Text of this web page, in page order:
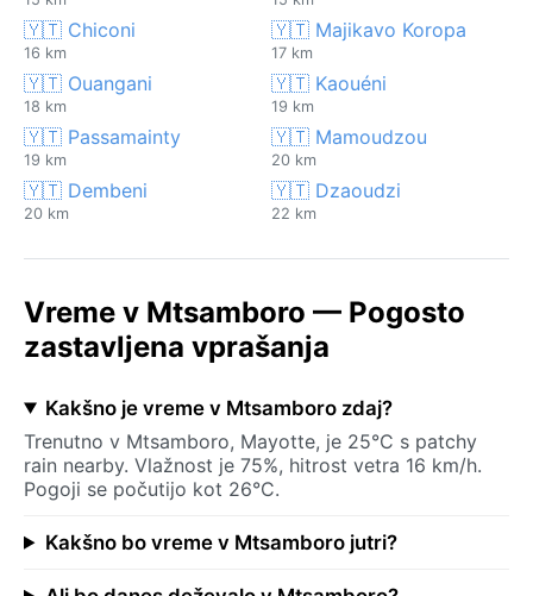
🇾🇹 Chiconi
16 km
🇾🇹 Majikavo Koropa
17 km
🇾🇹 Ouangani
18 km
🇾🇹 Kaouéni
19 km
🇾🇹 Passamainty
19 km
🇾🇹 Mamoudzou
20 km
🇾🇹 Dembeni
20 km
🇾🇹 Dzaoudzi
22 km
Vreme v Mtsamboro — Pogosto
zastavljena vprašanja
Kakšno je vreme v Mtsamboro zdaj?
Trenutno v Mtsamboro, Mayotte, je 25°C s patchy
rain nearby. Vlažnost je 75%, hitrost vetra 16 km/h.
Pogoji se počutijo kot 26°C.
Kakšno bo vreme v Mtsamboro jutri?